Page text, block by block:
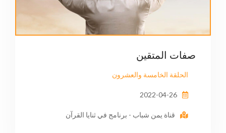
صفات المتقين
الحلقة الخامسة والعشرون
قناة يمن شباب - برنامج في ثنايا القرآن